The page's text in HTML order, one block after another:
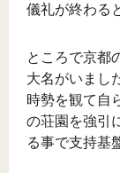
儀礼が終わる
ところで京都
大名がいまし
時勢を観て自
の荘園を強引
る事で支持基